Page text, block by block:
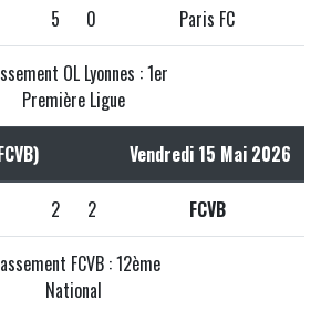
5 0 Paris FC
OL Lyonnes : 1er
Première Ligue
Vendredi 15 Mai 2026
2 2 FCVB
FCVB : 12ème
National